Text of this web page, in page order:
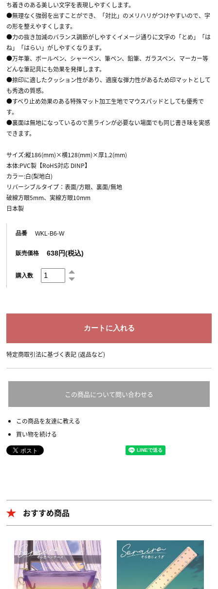
ち着きのある美しい文字を表現しやすくします。
●無理なく強弱を出すことができ、「対比」のメリハリがつけやすいので、字
の形を整えやすくします。
●力の抜き加減のバランス調節がしやすくイメージ通りに文字の「とめ」「は
ね」「はらい」がしやすくなります。
●万年筆、ボールペン、シャーペン、筆ペン、鉛筆、ガラスペン、マーカー等
どんな筆記具にも効果を発揮します。
●捺印に適したクッション性があり、適度な弾力性があるため印マットとして
も秀逸の質感。
●すべり止め効果のある特殊マット加工生地でマウスパッドとしても優秀で
す。
●裏面は無地になっているので黒ラインが必要ない場面でも同じ書き味を実感
できます。
サイズ:縦186(mm)×横128(mm)×厚1.2(mm)
本体:PVC製【RoHS対応 DINP】
カラー:白(梨地白)
リバーシブルタイプ：表面/方眼、裏面/無地
破線方眼5mm、実線方眼10mm
日本製
品番 WKL-B6-W
販売価格 638円(税込)
購入数
特定商取引法に基づく表記 (返品など)
この商品について問い合わせる
この商品を友達に教える
買い物を続ける
おすすめ商品